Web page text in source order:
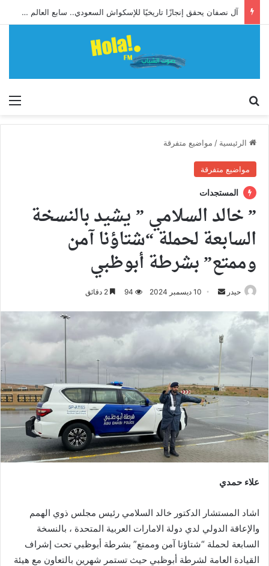
آل نصفان يحقق إنجازًا تاريخيًا للإسكواش السعودي.. سابع العالم وأول آسيوي يبلغ ربع نهائي بطولة العالم للشباب
الرئيسية / مواضيع متفرقة
مواضيع متفرقة
المستجدات
” خالد السلامي ” يشيد بالنسخة
السابعة لحملة “شتاؤنا آمن
وممتع” بشرطة أبوظبي
حيدر
أرسل
إلكترونيا
10 ديسمبر 2024 94
علاء حمدي
اشاد المستشار الدكتور خالد السلامي رئيس مجلس ذوي الهمم
والإعاقة الدولي لدي دولة الامارات العربية المتحدة ، بالنسخة
السابعة لحملة “شتاؤنا آمن وممتع” بشرطة أبوظبي تحت إشراف
القيادة العامة لشرطة أبوظبي حيث تستمر شهرين بالتعاون مع هيئة